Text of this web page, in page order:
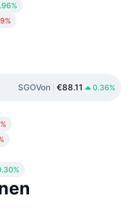
SGOVon €88.11 0.36%